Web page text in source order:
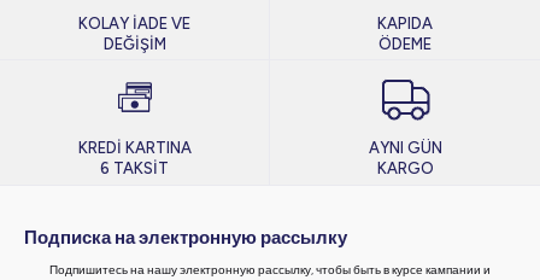
KOLAY İADE VE
DEĞİŞİM
KAPIDA
ÖDEME
KREDİ KARTINA
6 TAKSİT
AYNI GÜN
KARGO
Подписка на электронную рассылку
Подпишитесь на нашу электронную рассылку, чтобы быть в курсе кампании и